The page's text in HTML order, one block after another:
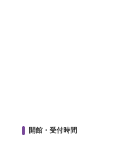
開館・受付時間